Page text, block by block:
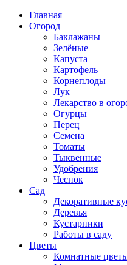
Главная
Огород
Баклажаны
Зелёные
Капуста
Картофель
Корнеплоды
Лук
Лекарство в
Огурцы
Перец
Семена
Томаты
Тыквенные
Удобрения
Чеснок
Сад
Декоративные
Деревья
Кустарники
Работы в саду
Цветы
Комнатные